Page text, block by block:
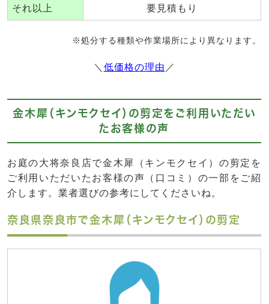
それ以上 要見積もり
※処分する種類や作業場所により異なります。
＼ 低価格の理由 ／
金木犀（キンモクセイ）の剪定をご利用いただい
たお客様の声
お庭の大将奈良店で金木犀（キンモクセイ）の剪定を
ご利用いただいたお客様の声（口コミ）の一部をご紹
介します。業者選びの参考にしてくださいね。
奈良県奈良市で金木犀（キンモクセイ）の剪定